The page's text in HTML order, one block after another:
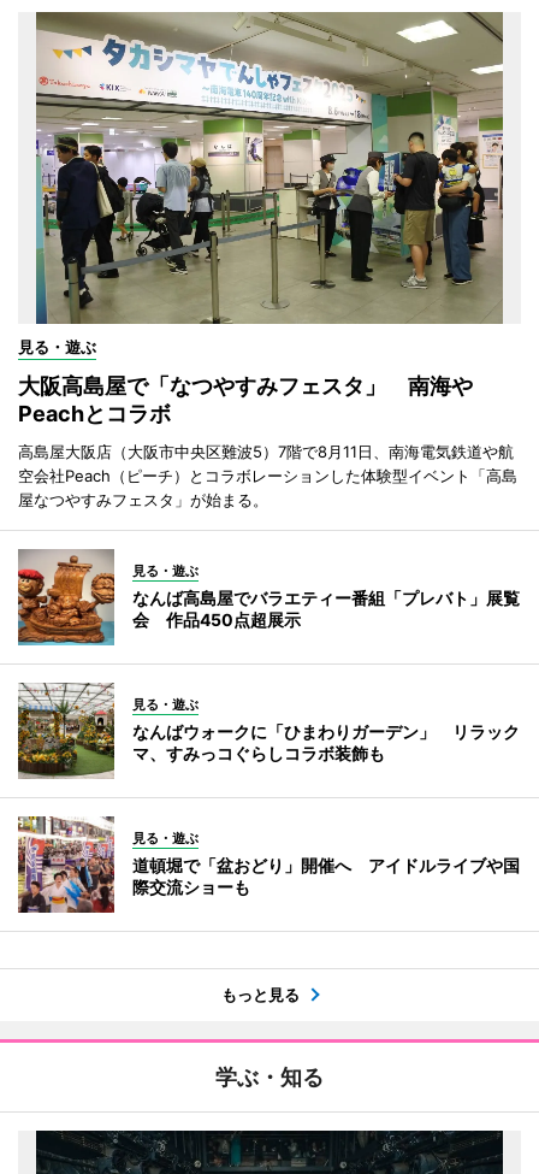
見る・遊ぶ
大阪高島屋で「なつやすみフェスタ」 南海や
Peachとコラボ
高島屋大阪店（大阪市中央区難波5）7階で8月11日、南海電気鉄道や航
空会社Peach（ピーチ）とコラボレーションした体験型イベント「高島
屋なつやすみフェスタ」が始まる。
見る・遊ぶ
なんば高島屋でバラエティー番組「プレバト」展覧
会 作品450点超展示
見る・遊ぶ
なんばウォークに「ひまわりガーデン」 リラック
マ、すみっコぐらしコラボ装飾も
見る・遊ぶ
道頓堀で「盆おどり」開催へ アイドルライブや国
際交流ショーも
もっと見る
学ぶ・知る